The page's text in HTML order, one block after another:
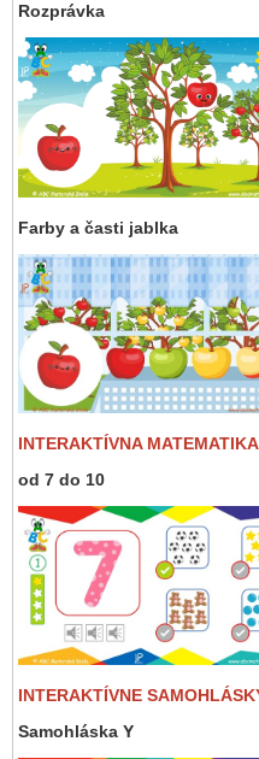
Rozprávka
Farby a časti jablka
INTERAKTÍVNA MATEMATIKA
od 7 do 10
INTERAKTÍVNE
Samohláska Y